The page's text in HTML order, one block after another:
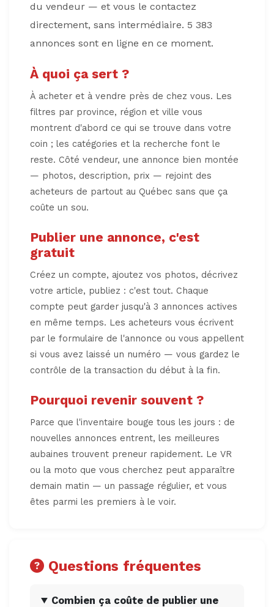
du vendeur — et vous le contactez
directement, sans intermédiaire. 5 383
annonces sont en ligne en ce moment.
À quoi ça sert ?
À acheter et à vendre près de chez vous. Les
filtres par province, région et ville vous
montrent d'abord ce qui se trouve dans votre
coin ; les catégories et la recherche font le
reste. Côté vendeur, une annonce bien montée
— photos, description, prix — rejoint des
acheteurs de partout au Québec sans que ça
coûte un sou.
Publier une annonce, c'est
gratuit
Créez un compte, ajoutez vos photos, décrivez
votre article, publiez : c'est tout. Chaque
compte peut garder jusqu'à 3 annonces actives
en même temps. Les acheteurs vous écrivent
par le formulaire de l'annonce ou vous appellent
si vous avez laissé un numéro — vous gardez le
contrôle de la transaction du début à la fin.
Pourquoi revenir souvent ?
Parce que l'inventaire bouge tous les jours : de
nouvelles annonces entrent, les meilleures
aubaines trouvent preneur rapidement. Le VR
ou la moto que vous cherchez peut apparaître
demain matin — un passage régulier, et vous
êtes parmi les premiers à le voir.
Questions fréquentes
Combien ça coûte de publier une